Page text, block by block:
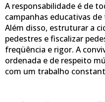
A responsabilidade é de
campanhas educativas
Além disso, estruturar a
pedestres e fiscalizar
freqüência e rigor. A
ordenada e de respeito
com um trabalho